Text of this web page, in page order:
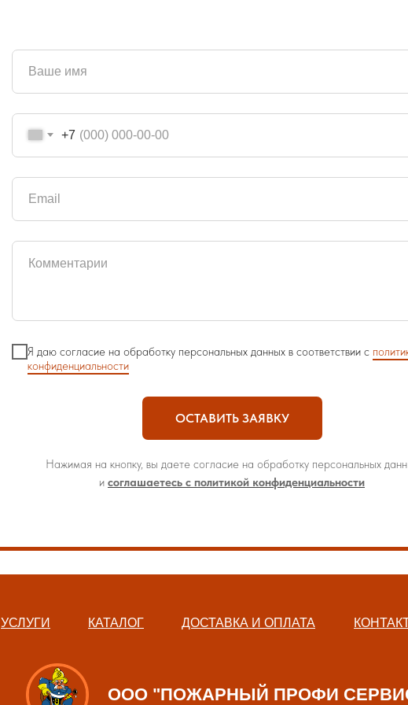
+7
Я даю согласие на обработку персональных данных в соответствии с
конфиденциальности
ОСТАВИТЬ ЗАЯВКУ
Нажимая на кнопку, вы даете согласие на обработку персональных
и соглашаетесь с политикой конфиденциальности
ООО "ПОЖАРНЫЙ ПРОФИ
УСЛУГИ КАТАЛОГ ДОСТАВКА И ОПЛАТА